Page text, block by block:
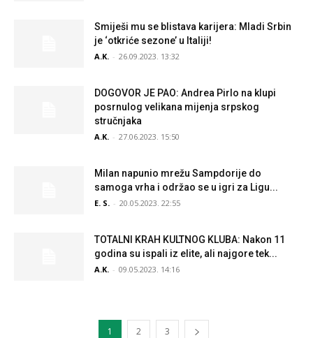
Smiješi mu se blistava karijera: Mladi Srbin
je ‘otkriće sezone’ u Italiji!
A.K. - 26.09.2023. 13:32
DOGOVOR JE PAO: Andrea Pirlo na klupi
posrnulog velikana mijenja srpskog
stručnjaka
A.K. - 27.06.2023. 15:50
Milan napunio mrežu Sampdorije do
samoga vrha i održao se u igri za Ligu...
E. S. - 20.05.2023. 22:55
TOTALNI KRAH KULTNOG KLUBA: Nakon 11
godina su ispali iz elite, ali najgore tek...
A.K. - 09.05.2023. 14:16
1 2 3